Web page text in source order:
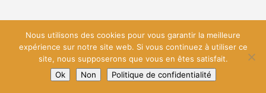
Nous utilisons des cookies pour vous garantir la meilleure
expérience sur notre site web. Si vous continuez à utiliser ce
site, nous supposerons que vous en êtes satisfait.
Ok
Non Politique de confidentialité